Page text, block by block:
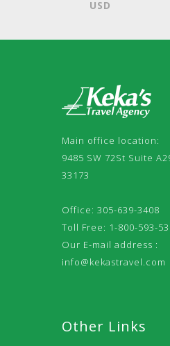
USD
Main office location:
9485 SW 72St Suite
33173
Office: 305-639-3408
Toll Free: 1-800-593-
Our E-mail address :
info@kekastravel.com
Other Links